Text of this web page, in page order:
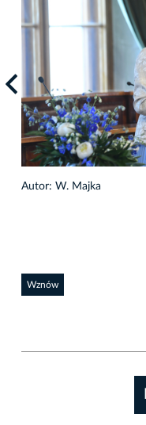
Autor: W. Majka
Wznów